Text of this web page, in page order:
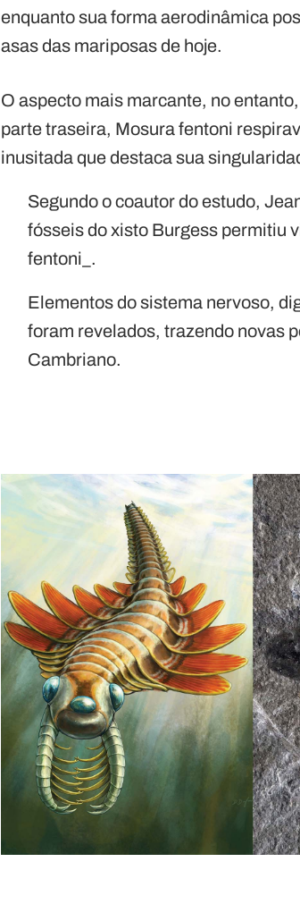
enquanto sua forma aerodinâmica
asas das mariposas de hoje.
O aspecto mais marcante, no
parte traseira, Mosura fentoni
inusitada que destaca sua
Segundo o coautor do estudo,
fósseis do xisto Burgess permitiu
fentoni_.
Elementos do sistema nervoso,
foram revelados, trazendo novas
Cambriano.